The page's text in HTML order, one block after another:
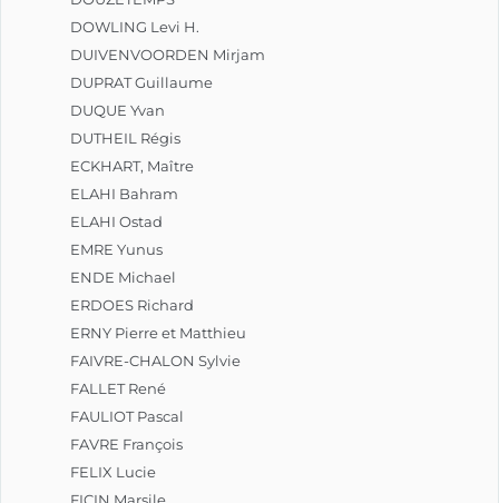
DOWLING Levi H.
DUIVENVOORDEN Mirjam
DUPRAT Guillaume
DUQUE Yvan
DUTHEIL Régis
ECKHART, Maître
ELAHI Bahram
ELAHI Ostad
EMRE Yunus
ENDE Michael
ERDOES Richard
ERNY Pierre et Matthieu
FAIVRE-CHALON Sylvie
FALLET René
FAULIOT Pascal
FAVRE François
FELIX Lucie